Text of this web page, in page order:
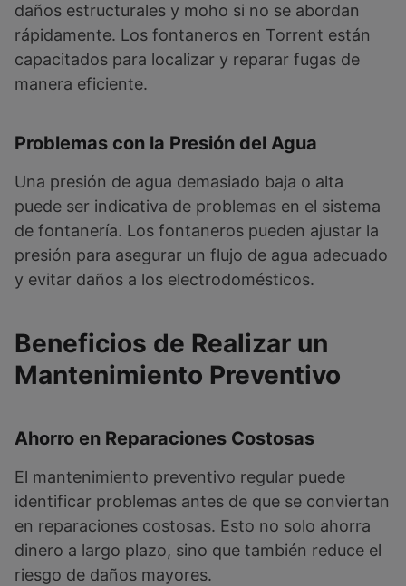
daños estructurales y moho si no se abordan
rápidamente. Los fontaneros en Torrent están
capacitados para localizar y reparar fugas de
manera eficiente.
Problemas con la Presión del Agua
Una presión de agua demasiado baja o alta
puede ser indicativa de problemas en el sistema
de fontanería. Los fontaneros pueden ajustar la
presión para asegurar un flujo de agua adecuado
y evitar daños a los electrodomésticos.
Beneficios de Realizar un
Mantenimiento Preventivo
Ahorro en Reparaciones Costosas
El mantenimiento preventivo regular puede
identificar problemas antes de que se conviertan
en reparaciones costosas. Esto no solo ahorra
dinero a largo plazo, sino que también reduce el
riesgo de daños mayores.